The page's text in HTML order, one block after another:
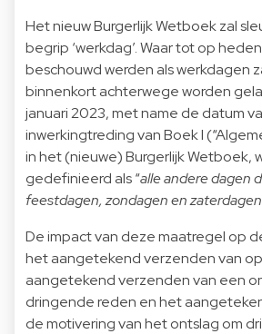
Het nieuw Burgerlijk Wetboek zal
begrip ‘werkdag’. Waar tot op
beschouwd werden als werkdagen
binnenkort achterwege worden
januari 2023, met name de datum
inwerkingtreding van Boek I
in het (nieuwe) Burgerlijk Wetboek,
gedefinieerd als “alle andere dagen
feestdagen, zondagen en zaterdagen
De impact van deze maatregel op
het aangetekend verzenden van
aangetekend verzenden van een
dringende reden en het
de motivering van het ontslag om